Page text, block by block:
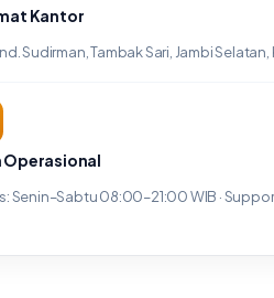
Kantor
Sudirman, Tambak Sari, Jambi
Operasional
Senin–Sabtu 08:00–21:00 WIB ·